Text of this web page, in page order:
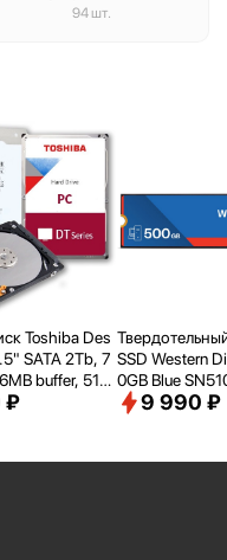
94 шт.
Toshiba Des
SATA 2Tb, 7
buffer, 512
₽
SSD Western
0GB Blue
00G5B0E
9 990 ₽